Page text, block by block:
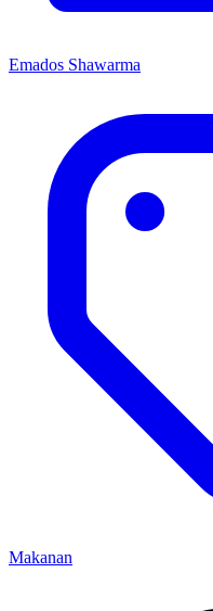
Emados Shawarma
Makanan